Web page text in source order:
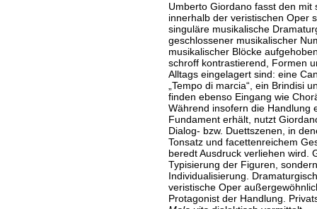
Umberto Giordano fasst den
innerhalb der veristischen Oper
singuläre musikalische
geschlossener musikalischer
musikalischer Blöcke
schroff kontrastierend, Formen
Alltags eingelagert sind: eine
„Tempo di marcia“, ein Brindisi
finden ebenso Eingang wie
Während insofern die Handlung
Fundament erhält, nutzt
Dialog- bzw. Duettszenen, in
Tonsatz und facettenreichem
beredt Ausdruck verliehen wird.
Typisierung der Figuren,
Individualisierung.
veristische Oper
Protagonist der Handlung.